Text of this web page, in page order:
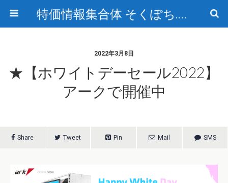
特価情報集合体 そくぽち.com
2022年3月8日
★【ホワイトデーセール2022】
アークで開催中
Share Tweet Pin Mail SMS